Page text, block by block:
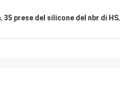
, 35 prese del silicone del nbr di HS,